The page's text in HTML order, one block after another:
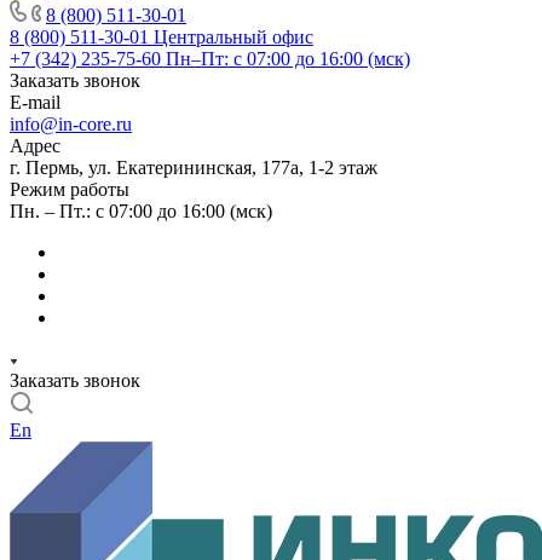
8 (800) 511-30-01
8 (800) 511-30-01 Центральный офис
+7 (342) 235-75-60 Пн–Пт: с 07:00 до 16:00 (мск)
Заказать звонок
E-mail
info@in-core.ru
Адрес
г. Пермь, ул. ​Екатерининская, 177а, ​1-2 этаж
Режим работы
Пн. – Пт.: с 07:00 до 16:00 (мск)
Заказать звонок
En